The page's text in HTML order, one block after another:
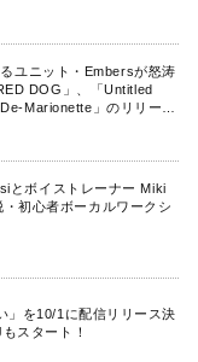
ユニット・Embersが怒涛
DOG」、「Untitled
Marionette」のリリース
とボイストレーナー Miki
初心者ボーカルワークシ
」を10/1に配信リリース決
スタート！